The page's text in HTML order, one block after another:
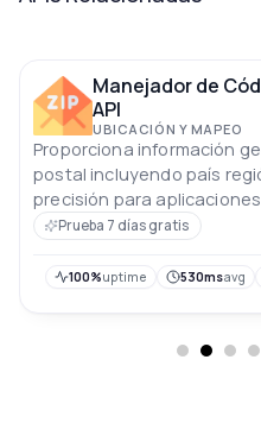
Manejador de
API
UBICACIÓN Y MAPEO
Proporciona información
postal incluyendo país
precisión para
Prueba 7 días gratis
100%uptime 530msavg